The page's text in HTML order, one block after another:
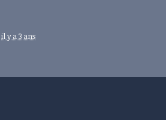
il y a 3 ans